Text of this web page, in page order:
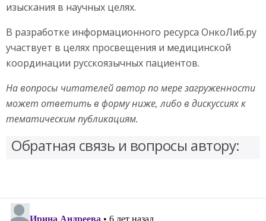
изыскания в научных целях.
В разработке информационного ресурса ОнкоЛиб.ру
участвует в целях просвещения и медицинской
координации русскоязычных пациентов.
На вопросы читателей автор по мере загруженности
может ответить в форму ниже, либо в дискуссиях к
тематическим публикациям.
Обратная связь и вопросы автору: